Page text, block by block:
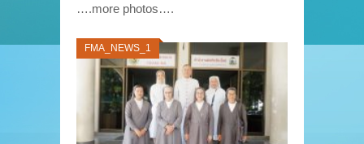
….more photos….
FMA_NEWS_1